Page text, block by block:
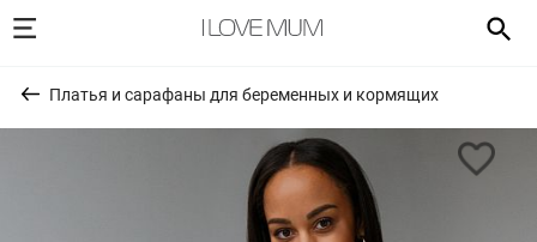
Платья и сарафаны для беременных и кормящих